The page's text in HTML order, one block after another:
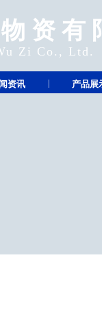
资有
Zi Co., Ltd.
资讯 产品展